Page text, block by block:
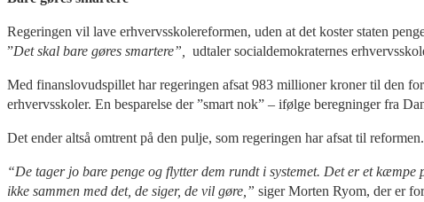
Regeringen vil lave erhvervsskolereformen, uden at det koster staten
”Det skal bare gøres smartere”, udtaler socialdemokraternes
Med finanslovudspillet har regeringen afsat 983 millioner kroner til den
erhvervsskoler. En besparelse der ”smart nok” – ifølge beregninger fra
Det ender altså omtrent på den pulje, som regeringen har afsat til reformen.
“De tager jo bare penge og flytter dem rundt i systemet. Det er et
ikke sammen med det, de siger, de vil gøre,” siger Morten Ryom, der er